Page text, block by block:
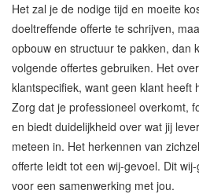
Het zal je de nodige tijd en moeite
doeltreffende offerte te schrijven,
opbouw en structuur te pakken, dan
volgende offertes gebruiken. Het
klantspecifiek, want geen klant heeft
Zorg dat je professioneel overkomt,
en biedt duidelijkheid over wat jij
meteen in. Het herkennen van
offerte leidt tot een wij-gevoel. Dit
voor een samenwerking met jou.